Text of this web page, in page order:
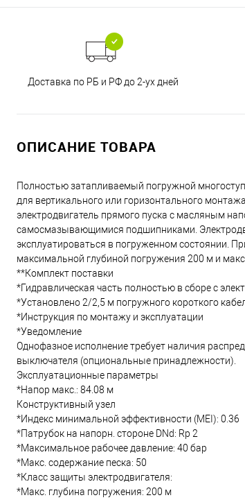
Доставка по РБ и РФ до 2-ух дней
ОПИСАНИЕ ТОВАРА
Полностью затапливаемый погружной
для вертикального или горизонтального
электродвигатель прямого пуска с масляным
самосмазывающимися подшипниками.
эксплуатироваться в погруженном состоянии.
максимальной глубиной погружения 200 м и
**Комплект поставки
*Гидравлическая часть полностью в сборе с
*Установлено 2/2,5 м погружного короткого
*Инструкция по монтажу и эксплуатации
*Уведомление
Однофазное исполнение требует наличия
выключателя (опциональные принадлежности).
Эксплуатационные параметры
*Напор макс.: 84.08 м
Конструктивный узел
*Индекс минимальной эффективности (MEI): 0.36
*Патрубок на напорн. стороне DNd: Rp 2
*Максимальное рабочее давление: 40 бар
*Макс. содержание песка: 50
*Класс защиты электродвигателя:
*Макс. глубина погружения: 200 м